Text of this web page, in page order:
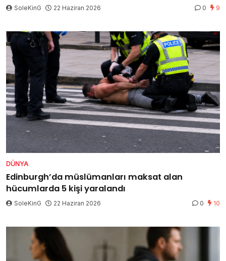
SoleKinG 22 Haziran 2026 0 9
DÜNYA
Edinburgh’da müslümanları maksat alan
hücumlarda 5 kişi yaralandı
SoleKinG 22 Haziran 2026 0 10